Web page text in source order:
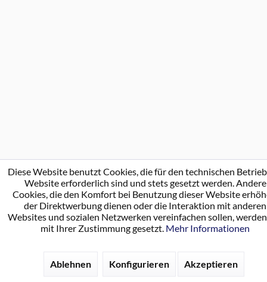
Diese Website benutzt Cookies, die für den technischen
Website erforderlich sind und stets gesetzt werden. Andere
Cookies, die den Komfort bei Benutzung dieser Website
der Direktwerbung dienen oder die Interaktion mit anderen
Websites und sozialen Netzwerken vereinfachen sollen,
mit Ihrer Zustimmung gesetzt. Mehr Informationen
Ablehnen Konfigurieren Akzeptieren